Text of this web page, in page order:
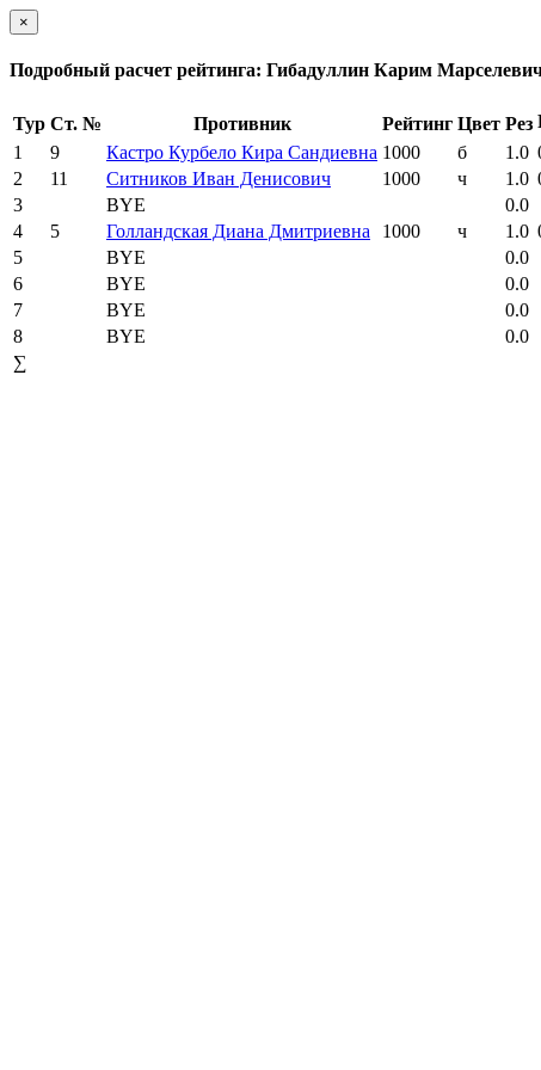
×
Подробный расчет рейтинга: Гибадуллин Карим
Тур Ст. № Противник Рейтинг Цвет Рез
1
9 Кастро Курбело Кира Сандиевна 1000 б 1.0
2
11 Ситников Иван Денисович 1000 ч 1.0
3
BYE
0.0
4
5 Голландская Диана Дмитриевна 1000 ч 1.0
5
BYE
0.0
6
BYE
0.0
7
BYE
0.0
8
BYE
0.0
∑